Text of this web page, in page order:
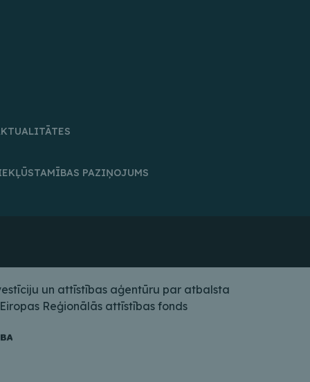
PAZIŅOJUMS
un attīstības aģentūru par atbalsta
Reģionālās attīstības fonds